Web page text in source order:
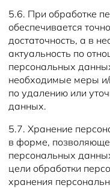
5.6. При обработке
обеспечивается
достаточность, а в
актуальность по
персональных
необходимые меры и/
по удалению или
данных.
5.7. Хранение
в форме,
персональных
цели обработки
хранения